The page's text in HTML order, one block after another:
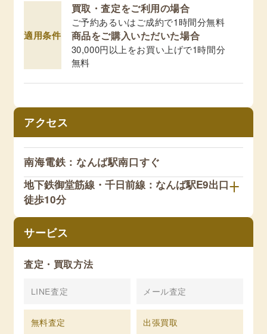
適用条件
買取・査定をご利用の場合
ご予約あるいはご成約で1時間分無料
商品をご購入いただいた場合
30,000円以上をお買い上げで1時間分
無料
アクセス
南海電鉄：なんば駅南口すぐ
地下鉄御堂筋線・千日前線：なんば駅E9出口
徒歩10分
サービス
査定・買取方法
LINE査定 メール査定
無料査定 出張買取